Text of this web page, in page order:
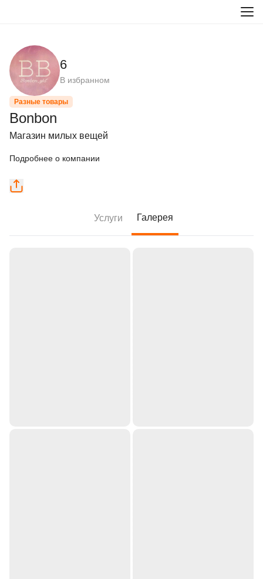
6
В избранном
Разные товары
Bonbon
Магазин милых вещей
Подробнее о компании
Услуги Галерея